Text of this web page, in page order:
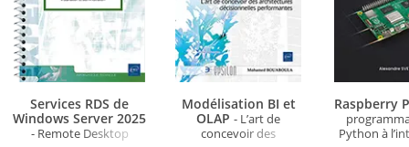
Services RDS de
Windows Server 2025
- Remote Desktop
Modélisation BI et
OLAP - L’art de
concevoir des
Raspberry
Python à